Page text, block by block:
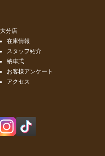
大分店
在庫情報
スタッフ紹介
納車式
お客様アンケート
アクセス